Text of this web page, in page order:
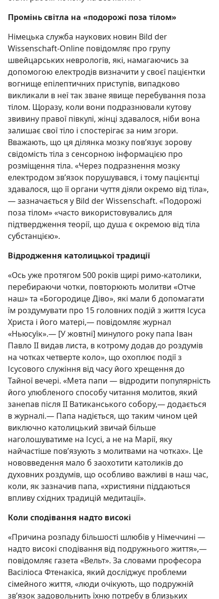
Промінь світла на «подорожі поза тілом»
Німецька служба наукових новин Bild der
Wissenschaft-Online повідомляє про групу
швейцарських неврологів, які, намагаючись за
допомогою електродів визначити у своєї пацієнтки
вогнище епілептичних приступів, випадково
викликали в неї так зване явище перебування поза
тілом. Щоразу, коли вони подразнювали кутову
звивину правої півкулі, жінці здавалося, ніби вона
залишає свої тіло і спостерігає за ним згори.
Вважають, що ця ділянка мозку пов’язує зорову
свідомість тіла з сенсорною інформацією про
розміщення тіла. «Через подразнення мозку
електродом зв’язок порушувався, і тому пацієнтці
здавалося, що її органи чуття діяли окремо від тіла»,
— зазначається у Bild der Wissenschaft. «Подорожі
поза тілом» «часто використовувались для
підтвердження теорії, що душа є окремою від тіла
субстанцією».
Відродження католицької традиції
«Ось уже протягом 500 років щирі римо-католики,
перебираючи чотки, повторюють молитви «Отче
наш» та «Богородице Діво», які мали б допомагати
їм роздумувати про 15 головних подій з життя Ісуса
Христа і його матері,— повідомляє журнал
«Ньюсуїк».— [У жовтні] минулого року папа Іван
Павло II видав листа, в котрому додав до роздумів
на чотках четверте коло», що охоплює події з
Ісусового служіння від часу його хрещення до
Тайної вечері. «Мета папи — відродити популярність
його улюбленого способу читання молитов, який
занепав після II Ватиканського собору,— додається
в журналі.— Папа надіється, що таким чином цей
виключно католицький звичай більше
наголошуватиме на Ісусі, а не на Марії, яку
найчастіше пов’язують з молитвами на чотках». Це
нововведення мало б заохотити католиків до
духовних роздумів, що особливо важливі в наш час,
коли, як зазначив папа, «християни піддаються
впливу східних традицій медитації».
Коли сподівання надто високі
«Причина розпаду більшості шлюбів у Німеччині —
надто високі сподівання від подружнього життя»,—
повідомляє газета «Вельт». За словами професора
Васіліоса Фтенакіса, який досліджує проблеми
сімейного життя, «люди очікують, що подружній
зв’язок задовольнить їхню потребу в близьких